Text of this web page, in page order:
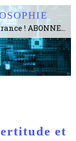
Le plus gros site de philosophie de France ! ABONNEZ-VOUS ! 4115 Articles, 1634 abonné·e·s, depuis 2006 . . . . . . . . 2 852 214 pages vues jusqu'à présent. Prestance et être apte à un plus grand nombre de choses.
et